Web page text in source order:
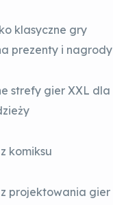
klasyczne gry
prezenty i nagrody
strefy gier XXL dla
komiksu
projektowania gier